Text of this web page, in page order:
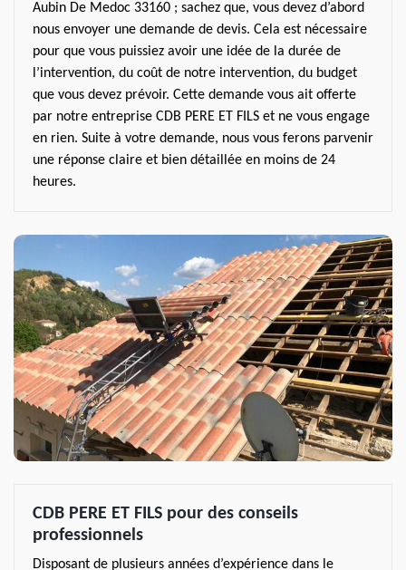
Aubin De Medoc 33160 ; sachez que, vous devez d’abord
nous envoyer une demande de devis. Cela est nécessaire
pour que vous puissiez avoir une idée de la durée de
l’intervention, du coût de notre intervention, du budget
que vous devez prévoir. Cette demande vous ait offerte
par notre entreprise CDB PERE ET FILS et ne vous engage
en rien. Suite à votre demande, nous vous ferons parvenir
une réponse claire et bien détaillée en moins de 24
heures.
CDB PERE ET FILS pour des conseils
professionnels
Disposant de plusieurs années d’expérience dans le